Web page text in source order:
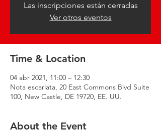
Las inscripciones están cerradas
Ver otros eventos
Time & Location
04 abr 2021, 11:00 – 12:30
Nota escarlata, 20 East Commons Blvd Suite
100, New Castle, DE 19720, EE. UU.
About the Event